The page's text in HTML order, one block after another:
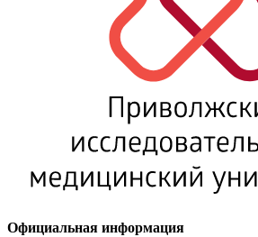
Официальная информация